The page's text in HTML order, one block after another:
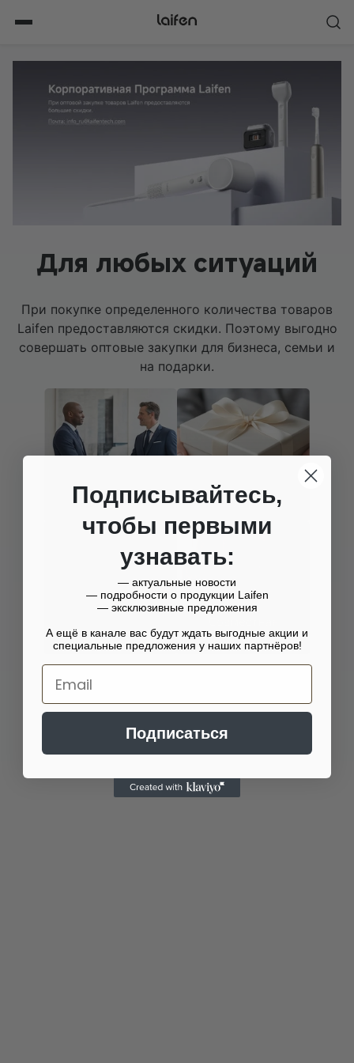
Для любых ситуаций
При покупке определенного количества товаров
Laifen предоставляются скидки. Поэтому выгодно
совершать оптовые закупки для бизнеса, семьи и
на подарки.
Подписывайтесь,
чтобы первыми
узнавать:
— актуальные новости
— подробности о продукции Laifen
— эксклюзивные предложения
А ещё в канале вас будут ждать выгодные акции и
специальные предложения у наших партнёров!
Email
Подписаться